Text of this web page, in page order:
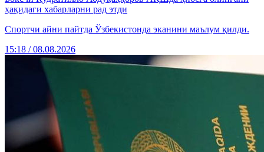
ҳақидаги хабарларни рад этди
Спортчи айни пайтда Ўзбекистонда эканини маълум қилди.
15:18 / 08.08.2026